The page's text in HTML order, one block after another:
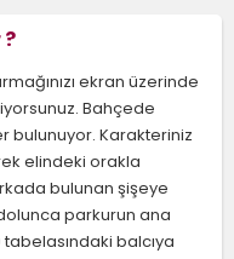
ekran üzerinde
Bahçede
bulunuyor. Karakteriniz
elindeki orakla
bulunan şişeye
parkurun ana
tabelasındaki balcıya